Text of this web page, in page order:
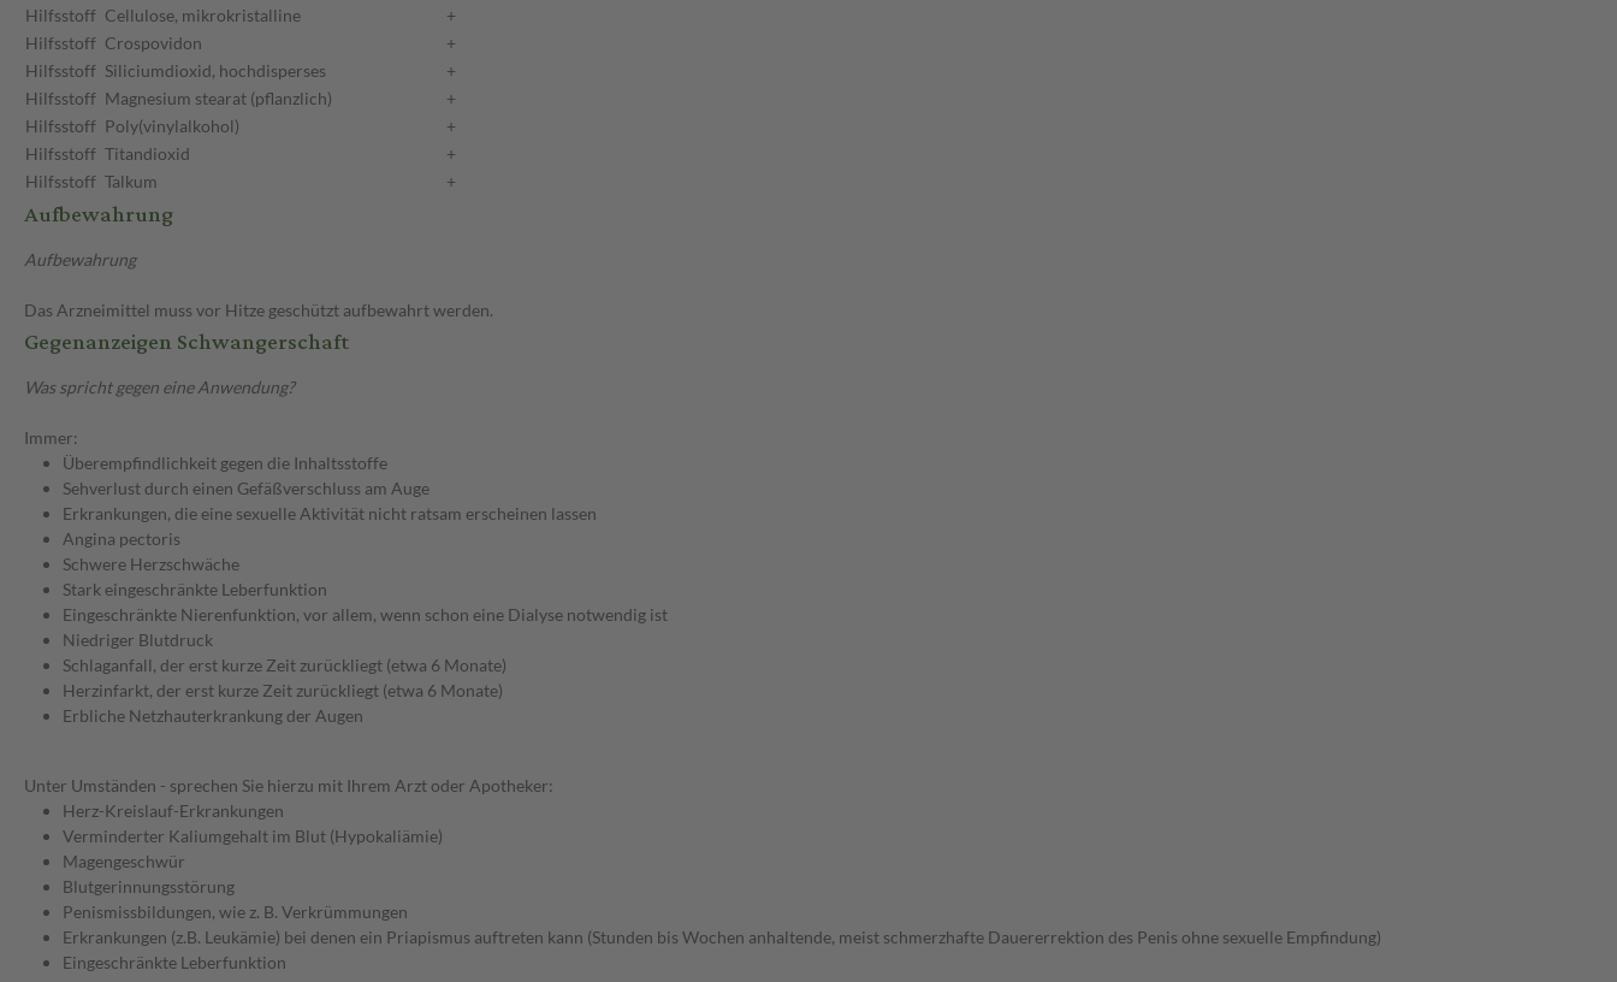
Hilfsstoff Cellulose, mikrokristalline
+
Hilfsstoff Crospovidon
+
Hilfsstoff Siliciumdioxid, hochdisperses
+
Hilfsstoff Magnesium stearat (pflanzlich)
+
Hilfsstoff Poly(vinylalkohol)
+
Hilfsstoff Titandioxid
+
Hilfsstoff Talkum +
Aufbewahrung
Aufbewahrung
Das Arzneimittel muss vor Hitze geschützt aufbewahrt werden.
Gegenanzeigen Schwangerschaft
Was spricht gegen eine Anwendung?
Immer:
Überempfindlichkeit gegen die Inhaltsstoffe
Sehverlust durch einen Gefäßverschluss am Auge
Erkrankungen, die eine sexuelle Aktivität nicht ratsam erscheinen lassen
Angina pectoris
Schwere Herzschwäche
Stark eingeschränkte Leberfunktion
Eingeschränkte Nierenfunktion, vor allem, wenn schon eine Dialyse notwendig ist
Niedriger Blutdruck
Schlaganfall, der erst kurze Zeit zurückliegt (etwa 6 Monate)
Herzinfarkt, der erst kurze Zeit zurückliegt (etwa 6 Monate)
Erbliche Netzhauterkrankung der Augen
Unter Umständen - sprechen Sie hierzu mit Ihrem Arzt oder Apotheker:
Herz-Kreislauf-Erkrankungen
Verminderter Kaliumgehalt im Blut (Hypokaliämie)
Magengeschwür
Blutgerinnungsstörung
Penismissbildungen, wie z. B. Verkrümmungen
Erkrankungen (z.B. Leukämie) bei denen ein Priapismus auftreten kann (Stunden bis Wochen anhaltende, meist schmerzhafte Dauererrektion des Penis ohne sexuelle Empfindung)
Eingeschränkte Leberfunktion